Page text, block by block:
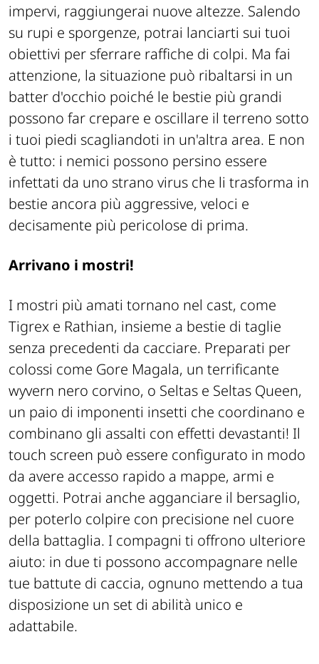
impervi, raggiungerai nuove altezze. Salendo
su rupi e sporgenze, potrai lanciarti sui tuoi
obiettivi per sferrare raffiche di colpi. Ma fai
attenzione, la situazione può ribaltarsi in un
batter d'occhio poiché le bestie più grandi
possono far crepare e oscillare il terreno sotto
i tuoi piedi scagliandoti in un'altra area. E non
è tutto: i nemici possono persino essere
infettati da uno strano virus che li trasforma in
bestie ancora più aggressive, veloci e
decisamente più pericolose di prima.
Arrivano i mostri!
I mostri più amati tornano nel cast, come
Tigrex e Rathian, insieme a bestie di taglie
senza precedenti da cacciare. Preparati per
colossi come Gore Magala, un terrificante
wyvern nero corvino, o Seltas e Seltas Queen,
un paio di imponenti insetti che coordinano e
combinano gli assalti con effetti devastanti! Il
touch screen può essere configurato in modo
da avere accesso rapido a mappe, armi e
oggetti. Potrai anche agganciare il bersaglio,
per poterlo colpire con precisione nel cuore
della battaglia. I compagni ti offrono ulteriore
aiuto: in due ti possono accompagnare nelle
tue battute di caccia, ognuno mettendo a tua
disposizione un set di abilità unico e
adattabile.